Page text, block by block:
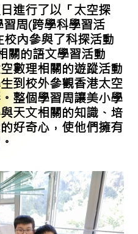
進行了以「太空探
周(跨學科學習活
內參與了科探活動
關的語文學習活動
數理相關的遊蹤活動
到校外參觀香港太空
整個學習周讓美小學
天文相關的知識、培
好奇心，使他們擁有